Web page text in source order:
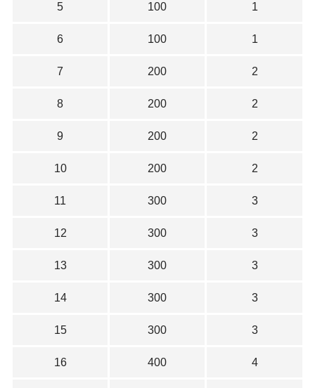
5 100 1
6 100 1
7 200 2
8 200 2
9 200 2
10 200 2
11 300 3
12 300 3
13 300 3
14 300 3
15 300 3
16 400 4